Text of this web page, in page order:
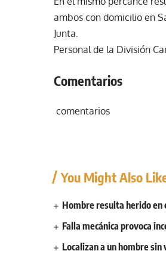
ambos con domicilio en
Junta.
Personal de la División
Comentarios
comentarios
You Might Also
Hombre resulta herido en
Falla mecánica provoca
Localizan a un hombre sin